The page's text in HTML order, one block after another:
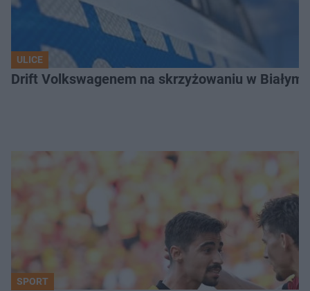
ULICE
Drift Volkswagenem na skrzyżowaniu w
SPORT